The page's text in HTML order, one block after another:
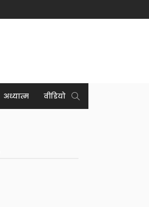
अध्यात्म वीडियो